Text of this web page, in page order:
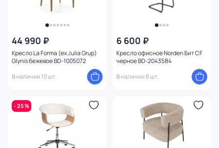
44 990 ₽
Кресло La Forma (ex Julia Grup)
Glynis бежевое BD-1005072
В наличии 10 шт.
6 600 ₽
Кресло офисное Norden Бит CF
черное BD-2043584
В наличии 8 шт.
- 25 %